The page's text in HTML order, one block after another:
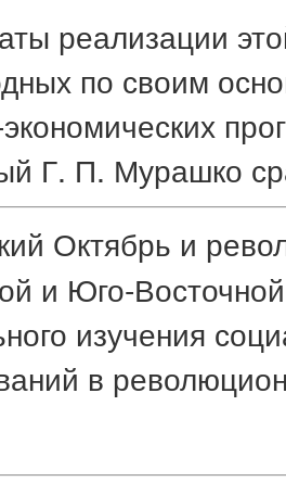
реализации
по своим
Г. П. Мурашко
Октябрь и
и Юго-
изучения
в